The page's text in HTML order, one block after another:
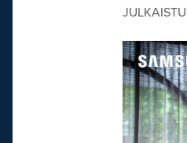
JULKAISTU